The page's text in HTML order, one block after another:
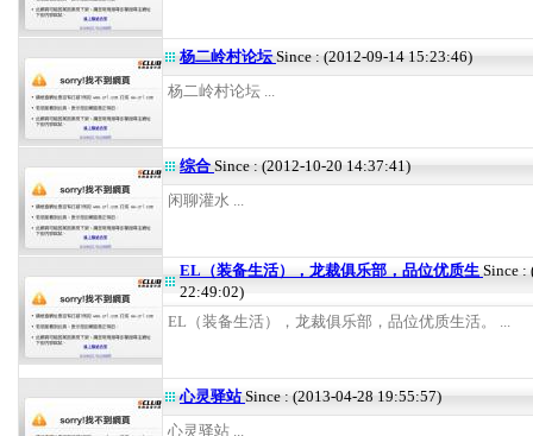
杨二岭村论坛Since : (2012-09-14 15:23:46)
杨二岭村论坛 ...
综合 Since : (2012-10-20 14:37:41)
闲聊灌水 ...
EL（装备生活），龙裁俱乐部，品位优质生Since :
22:49:02)
EL（装备生活），龙裁俱乐部，品位优质生活。 ...
心灵驿站Since : (2013-04-28 19:55:57)
心灵驿站 ...